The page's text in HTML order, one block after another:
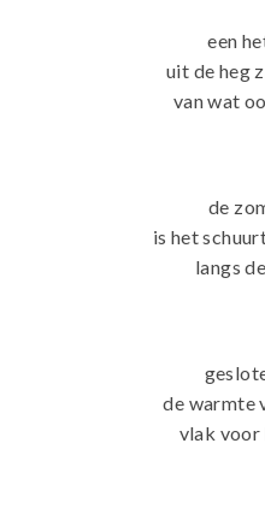
een
uit de heg
van wat
de
is het
langs
de warmte
vlak voor